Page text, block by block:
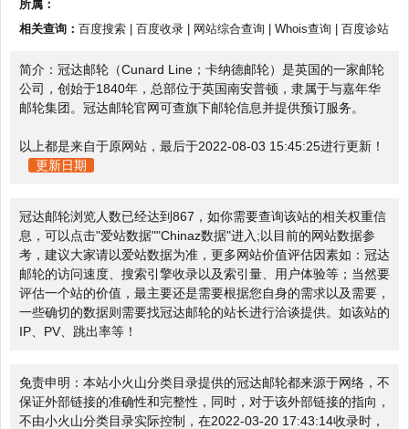
所属：
相关查询： 百度搜索 百度收录 网站综合查询 Whois查询 百度诊站
简介：冠达邮轮（Cunard Line；卡纳德邮轮）是英国的一家邮轮
公司，创始于1840年，总部位于英国南安普顿，隶属于与嘉年华
邮轮集团。冠达邮轮官网可查旗下邮轮信息并提供预订服务。
以上都是来自于原网站，最后于2022-08-03 15:45:25进行更新！
更新日期
冠达邮轮浏览人数已经达到867，如你需要查询该站的相关权重信
息，可以点击"爱站数据""Chinaz数据"进入;以目前的网站数据参
考，建议大家请以爱站数据为准，更多网站价值评估因素如：冠达
邮轮的访问速度、搜索引擎收录以及索引量、用户体验等；当然要
评估一个站的价值，最主要还是需要根据您自身的需求以及需要，
一些确切的数据则需要找冠达邮轮的站长进行洽谈提供。如该站的
IP、PV、跳出率等！
免责申明：本站小火山分类目录提供的冠达邮轮都来源于网络，不
保证外部链接的准确性和完整性，同时，对于该外部链接的指向，
不由小火山分类目录实际控制，在2022-03-20 17:43:14收录时，